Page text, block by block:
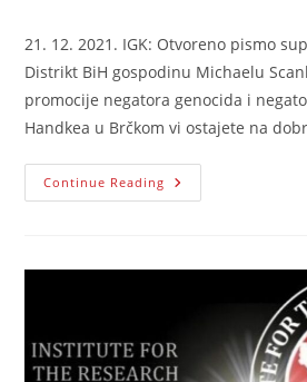
21. 12. 2021. IGK: Otvoreno pismo
Distrikt BiH gospodinu Michaelu
promocije negatora genocida i
Handkea u Brčkom vi ostajete na
Continue Reading IGK:
Otvoreno
Distrikt
Scanlanu